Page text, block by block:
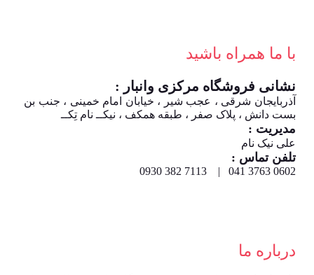
با ما همراه باشید
نشانی فروشگاه مرکزی وانبار :
آذربایجان شرقی ، عجب شیر ، خیابان امام خمینی ، جنب بن
بست دانش ، پلاک صفر ، طبقه همکف ، نیکــ نام تِکــ
مدیریت :
علی نیک نام
تلفن تماس :
0602 3763 041 | 7113 382 0930
درباره ما